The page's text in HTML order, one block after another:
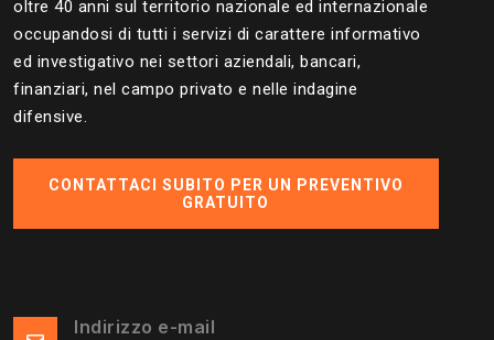
oltre 40 anni sul territorio nazionale ed internazionale
occupandosi di tutti i servizi di carattere informativo
ed investigativo nei settori aziendali, bancari,
finanziari, nel campo privato e nelle indagine
difensive.
CONTATTACI SUBITO PER UN PREVENTIVO
GRATUITO
Indirizzo e-mail